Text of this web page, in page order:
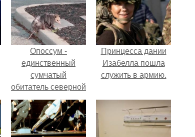
Опоссум -
единственный
сумчатый
обитатель северной
америки.
Принцесса дании
Изабелла пошла
служить в армию.